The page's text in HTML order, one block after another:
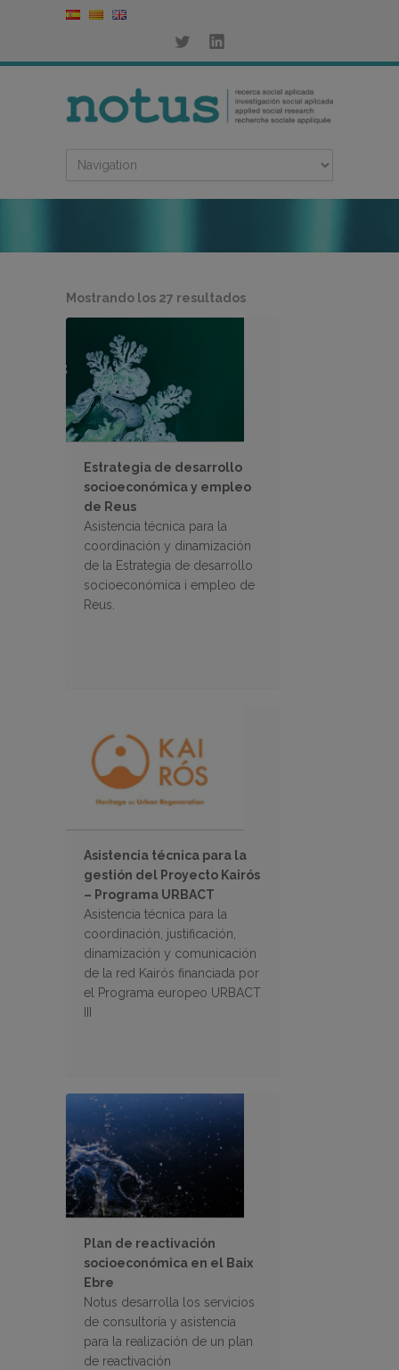
Mostrando los 27 resultadosOrdenado
Estrategia de desarrollo
socioeconómica y empleo
de Reus
Asistencia técnica para la
coordinación y dinamización
de la Estrategia de desarrollo
socioeconómica i empleo de
Reus.
Asistencia técnica para la
gestión del Proyecto Kairós
– Programa URBACT
Asistencia técnica para la
coordinación, justificación,
dinamización y comunicación
de la red Kairós financiada por
el Programa europeo URBACT
Plan de reactivación
socioeconómica en el Baix
Ebre
Notus desarrolla los servicios
de consultoría y asistencia
para la realización de un plan
de reactivación